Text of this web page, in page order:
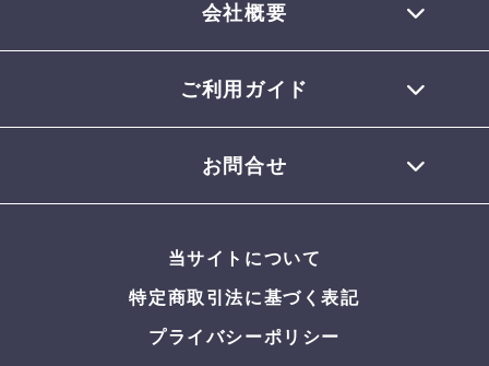
会社概要
ご利用ガイド
お支払いについて
返品・交換について
よくある質問
お問合せ
当サイトについて
特定商取引法に基づく表記
プライバシーポリシー